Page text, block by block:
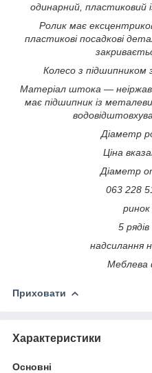
одинарний, пластиковий
Ролик має
пластикові посадкові
Колесо з
Матеріал штока —
має підшипник із
Діаметр
Ціна
Діаметр
063 228
5
надсилання
Меблева
Приховати
Характеристики
Основні